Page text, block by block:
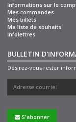
Informations sur le
Mes commandes
Mes billets
Ma liste de souhaits
Infolettres
BULLETIN
Désirez-vous rester
S'abonner